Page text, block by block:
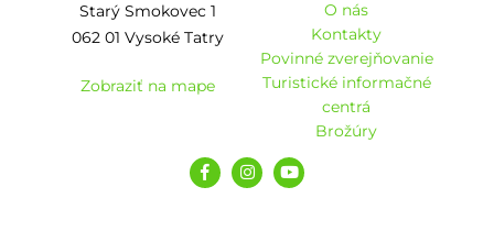
Starý Smokovec 1
062 01 Vysoké Tatry
Zobraziť na mape
O nás
Kontakty
Povinné zverejňovanie
Turistické informačné
centrá
Brožúry